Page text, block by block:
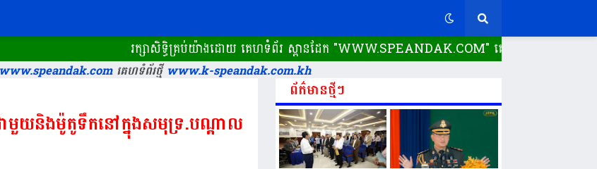
រក្សាសិទ្ធិគ្រប់យ៉ាងដោយ គេហទំព័រ ស្ពានដែក​ "WWW.SPEANDAK.COM" គេហទំព័រ ស្ពានដែក ដំ
គេហទំព័រថ្មីwww.k-speandak.com.kh
ាមួយនិងម៉ូតូទឹកនៅក្នុងសមុទ្រ.បណ្ដាល
ព័ត៌មានថ្មីៗ